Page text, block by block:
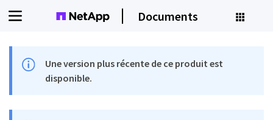
Documents
Une version plus récente de ce produit est
disponible.